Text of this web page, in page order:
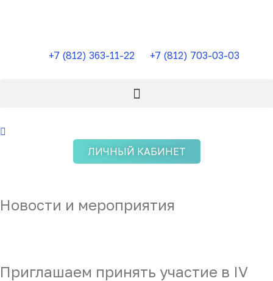
+7 (812) 363-11-22
+7 (812) 703-03-03
ЛИЧНЫЙ КАБИНЕТ
Новости и мероприятия
Приглашаем принять участие в IV